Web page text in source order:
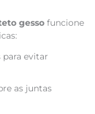
gessofuncione
para evitar
as juntas